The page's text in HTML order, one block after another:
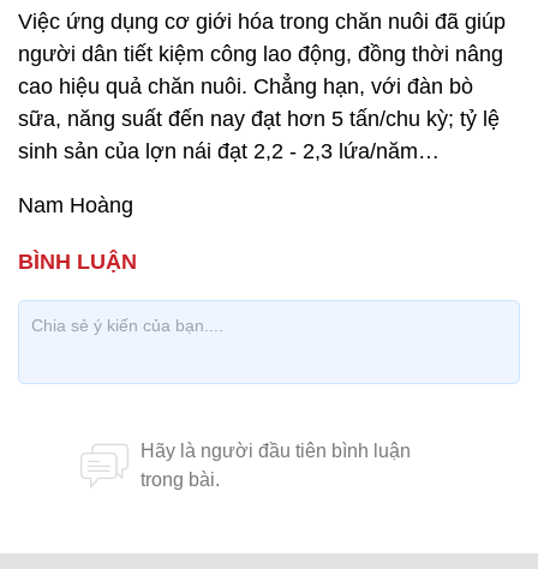
Việc ứng dụng cơ giới hóa trong chăn nuôi đã giúp
người dân tiết kiệm công lao động, đồng thời nâng
cao hiệu quả chăn nuôi. Chẳng hạn, với đàn bò
sữa, năng suất đến nay đạt hơn 5 tấn/chu kỳ; tỷ lệ
sinh sản của lợn nái đạt 2,2 - 2,3 lứa/năm…
Nam Hoàng